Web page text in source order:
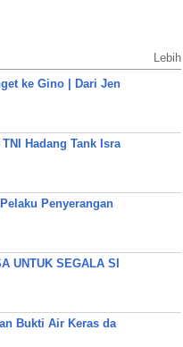
Lebih
ke Gino | Dari Jen
Hadang Tank Isra
Penyerangan
UNTUK SEGALA SI
Bukti Air Keras da